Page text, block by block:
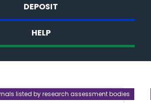
DEPOSIT
HELP
listed by research assessment bodies